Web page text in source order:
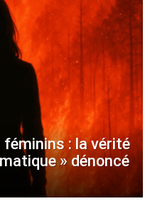
féminins : la vérité
» dénoncé